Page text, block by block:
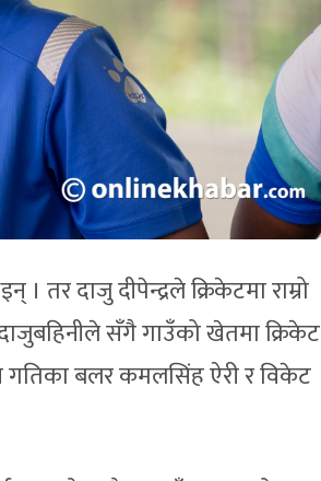
तर दाजु दीपेन्द्रले क्रिकेटमा राम्रो
सँगै गाउँको खेतमा क्रिकेट
गतिका बलर कमलसिंह ऐरी र विकेट